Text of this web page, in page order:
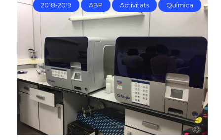
2018-2019 ABP Activitats Química